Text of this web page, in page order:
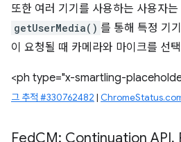
또한 여러 기기를 사용하는 사용자는
getUserMedia() 를 통해 특정 기
이 요청될 때 카메라와 마이크를 선
<ph type="x-smartling-
그 추적 #330762482 |
FedCM: Continuation API,